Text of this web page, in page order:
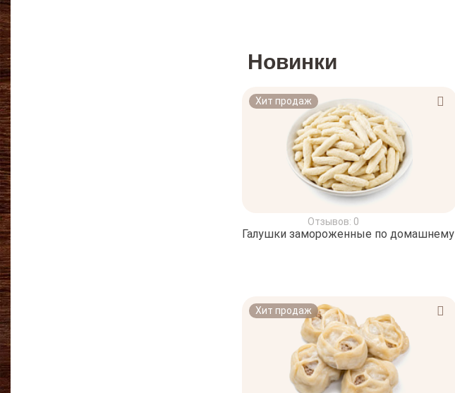
Новинки
Хит продаж
Отзывов: 0
Галушки замороженные по домашнему
Хит продаж